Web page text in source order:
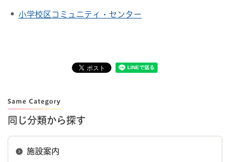
小学校区コミュニティ・センター
同じ分類から探す
施設案内